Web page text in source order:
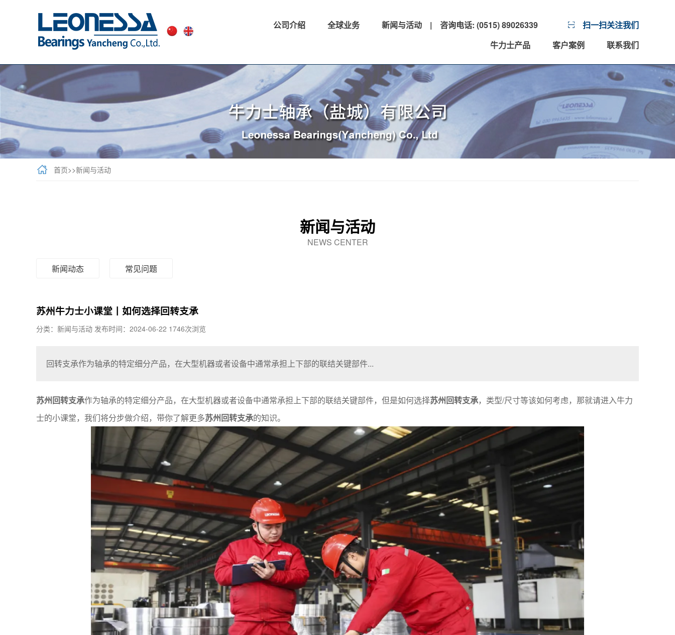
公司介绍 全球业务 新闻与活动 | 咨询电话: (0515) 89026339
扫一扫关注我们
牛力士产品
客户案例 联系我们
首页>>新闻与活动
新闻与活动
NEWS CENTER
新闻动态 常见问题
苏州牛力士小课堂丨如何选择回转支承
分类：新闻与活动 发布时间：2024-06-22 1746次浏览
回转支承作为轴承的特定细分产品，在大型机器或者设备中通常承担上下部的联结关键部件...
苏州回转支承作为轴承的特定细分产品，在大型机器或者设备中通常承担上下部的联结关键部件，但是如何选择苏州回转支承，类型/尺寸等该如何考虑，那就请进入牛力
士的小课堂，我们将分步做介绍，带你了解更多苏州回转支承的知识。